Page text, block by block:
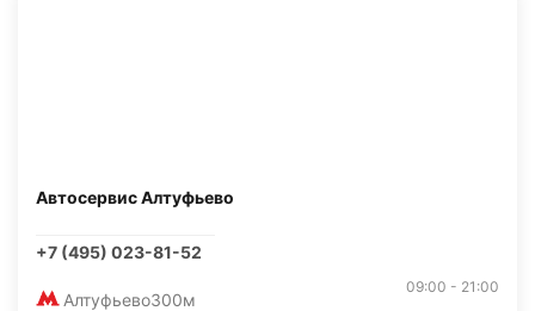
Автосервис Алтуфьево
+7 (495) 023-81-52
Алтуфьево300м
09:00 - 21:00